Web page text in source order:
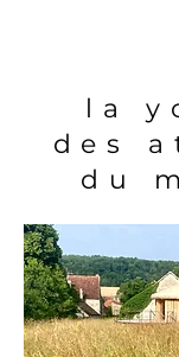
la
des
du